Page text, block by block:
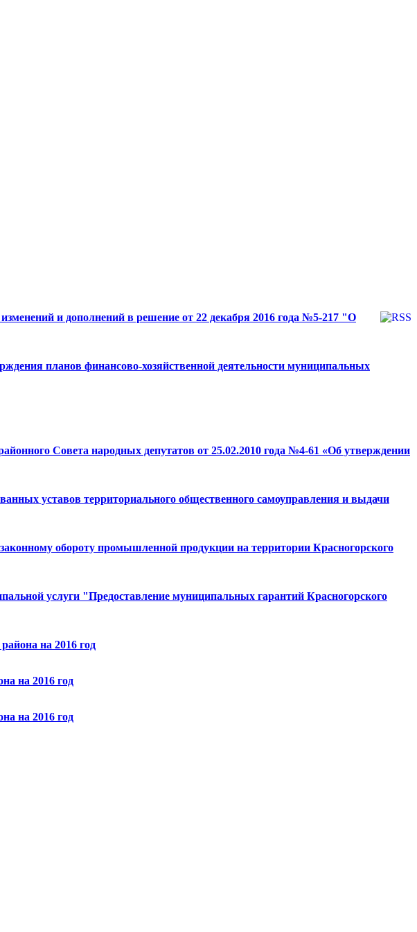
и дополнений в решение от 22 декабря 2016 года №5-217 "О
планов финансово-хозяйственной деятельности муниципальных
Совета народных депутатов от 25.02.2010 года №4-61 «Об утверждении
уставов территориального общественного самоуправления и выдачи
обороту промышленной продукции на территории Красногорского
услуги "Предоставление муниципальных гарантий Красногорского
на 2016 год
на 2016 год
на 2016 год